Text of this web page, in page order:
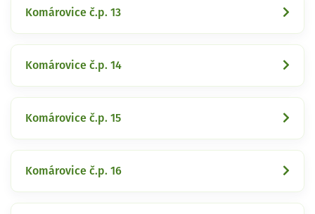
Komárovice č.p. 13
Komárovice č.p. 14
Komárovice č.p. 15
Komárovice č.p. 16